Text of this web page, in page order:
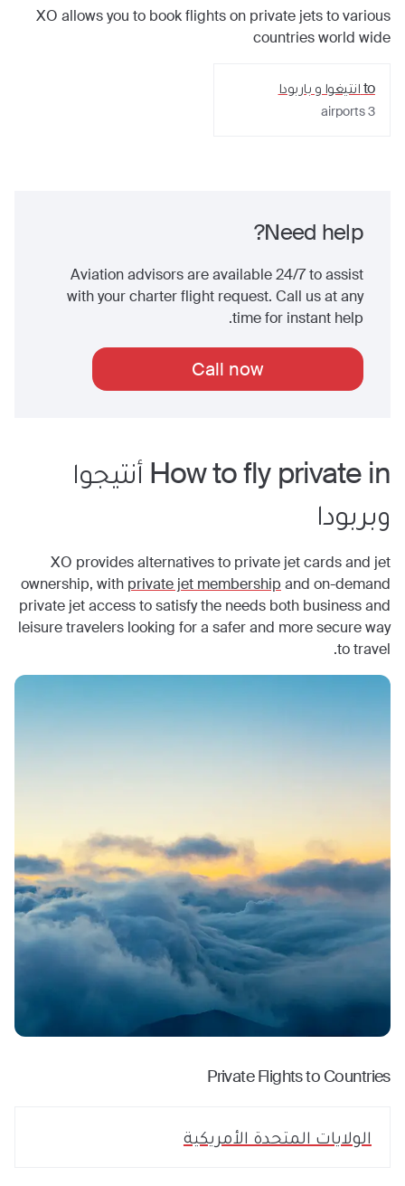
XO allows you to book flights on private jets to various
countries world wide
toانتيغوا و باربودا
3
airports
Need help?
Aviation advisors are available 24/7 to assist
with your charter flight request. Call us at any
time for instant help.
Call now
How to fly private in أنتيجوا
وبربودا
XO provides alternatives to private jet cards and jet
ownership, with private jet membership and on-demand
private jet access to satisfy the needs both business and
leisure travelers looking for a safer and more secure way
to travel.
Private Flights to Countries
الولايات المتحدة الأمريكية